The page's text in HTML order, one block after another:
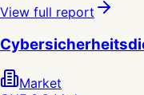
View full report
Market